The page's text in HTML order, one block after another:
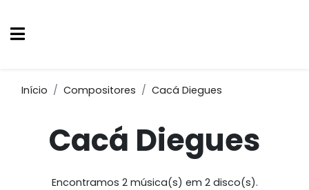
Início Compositores Cacá Diegues
Cacá Diegues
Encontramos 2 música(s) em 2 disco(s).